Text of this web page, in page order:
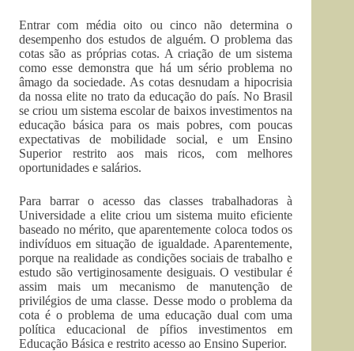
Entrar com média oito ou cinco não determina o
desempenho dos estudos de alguém. O problema das
cotas são as próprias cotas. A criação de um sistema
como esse demonstra que há um sério problema no
âmago da sociedade. As cotas desnudam a hipocrisia
da nossa elite no trato da educação do país. No Brasil
se criou um sistema escolar de baixos investimentos na
educação básica para os mais pobres, com poucas
expectativas de mobilidade social, e um Ensino
Superior restrito aos mais ricos, com melhores
oportunidades e salários.
Para barrar o acesso das classes trabalhadoras à
Universidade a elite criou um sistema muito eficiente
baseado no mérito, que aparentemente coloca todos os
indivíduos em situação de igualdade. Aparentemente,
porque na realidade as condições sociais de trabalho e
estudo são vertiginosamente desiguais. O vestibular é
assim mais um mecanismo de manutenção de
privilégios de uma classe. Desse modo o problema da
cota é o problema de uma educação dual com uma
política educacional de pífios investimentos em
Educação Básica e restrito acesso ao Ensino Superior.